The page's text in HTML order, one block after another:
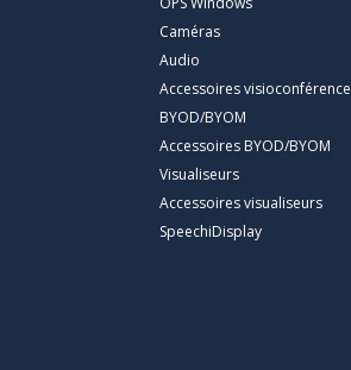
Caméras
Audio
Accessoires visioconférence
BYOD/BYOM
Accessoires BYOD/BYOM
Visualiseurs
Accessoires visualiseurs
SpeechiDisplay